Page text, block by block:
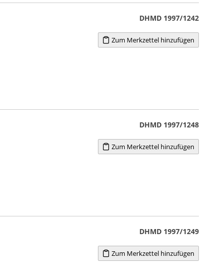
DHMD 1997/1242
Zum Merkzettel hinzufügen
DHMD 1997/1248
Zum Merkzettel hinzufügen
DHMD 1997/1249
Zum Merkzettel hinzufügen